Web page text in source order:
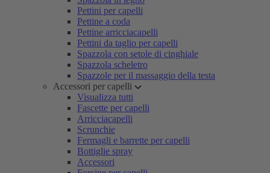
Pettini per capelli
Pettine a coda
Pettine arricciacapelli
Pettini da taglio per capelli
Spazzola con setole di cinghiale
Spazzola scheletro
Spazzole per il massaggio della testa
Accessori per capelli
Visualizza tutti
Fascette per capelli
Arricciacapelli
Scrunchie
Fermagli e barrette per capelli
Bottiglie spray
Accessori